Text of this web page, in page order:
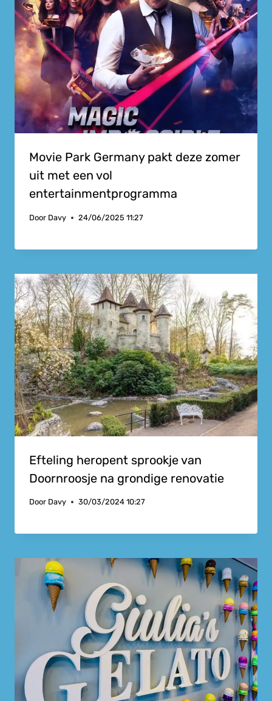
Movie Park Germany pakt deze zomer
uit met een vol
entertainmentprogramma
Door Davy 24/06/2025 11:27
Efteling heropent sprookje van
Doornroosje na grondige renovatie
Door Davy 30/03/2024 10:27